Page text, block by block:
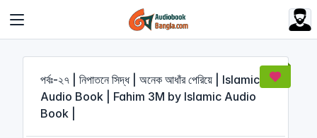
পর্বঃ-২৭ | নিপাতনে সিদ্ধ | অনেক আধাঁর পেরিয়ে | Islamic
Audio Book | Fahim 3M by Islamic Audio
Book |